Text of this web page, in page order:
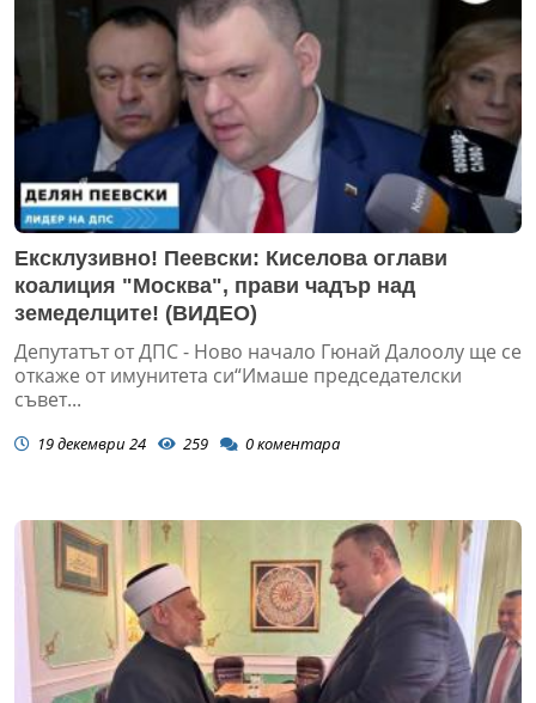
Ексклузивно! Пеевски: Киселова оглави
коалиция "Москва", прави чадър над
земеделците! (ВИДЕО)
Депутатът от ДПС - Ново начало Гюнай Далоолу ще се
откаже от имунитета си“Имаше председателски
съвет...
19 декември 24 259 0коментара